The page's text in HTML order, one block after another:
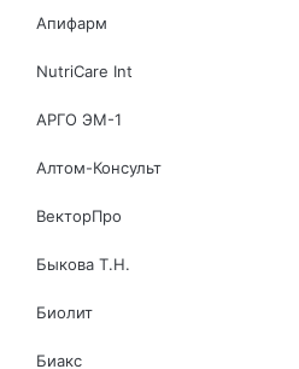
Апифарм
NutriCare Int
АРГО ЭМ-1
Алтом-Консульт
ВекторПро
Быкова Т.Н.
Биолит
Биакс